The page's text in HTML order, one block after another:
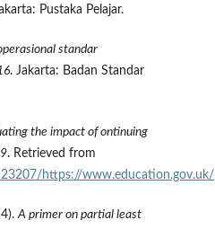
Pustaka Pelajar.
standar
. Jakarta: Badan Standar
the impact of ontinuing
. Retrieved from
https://
A primer on partial least